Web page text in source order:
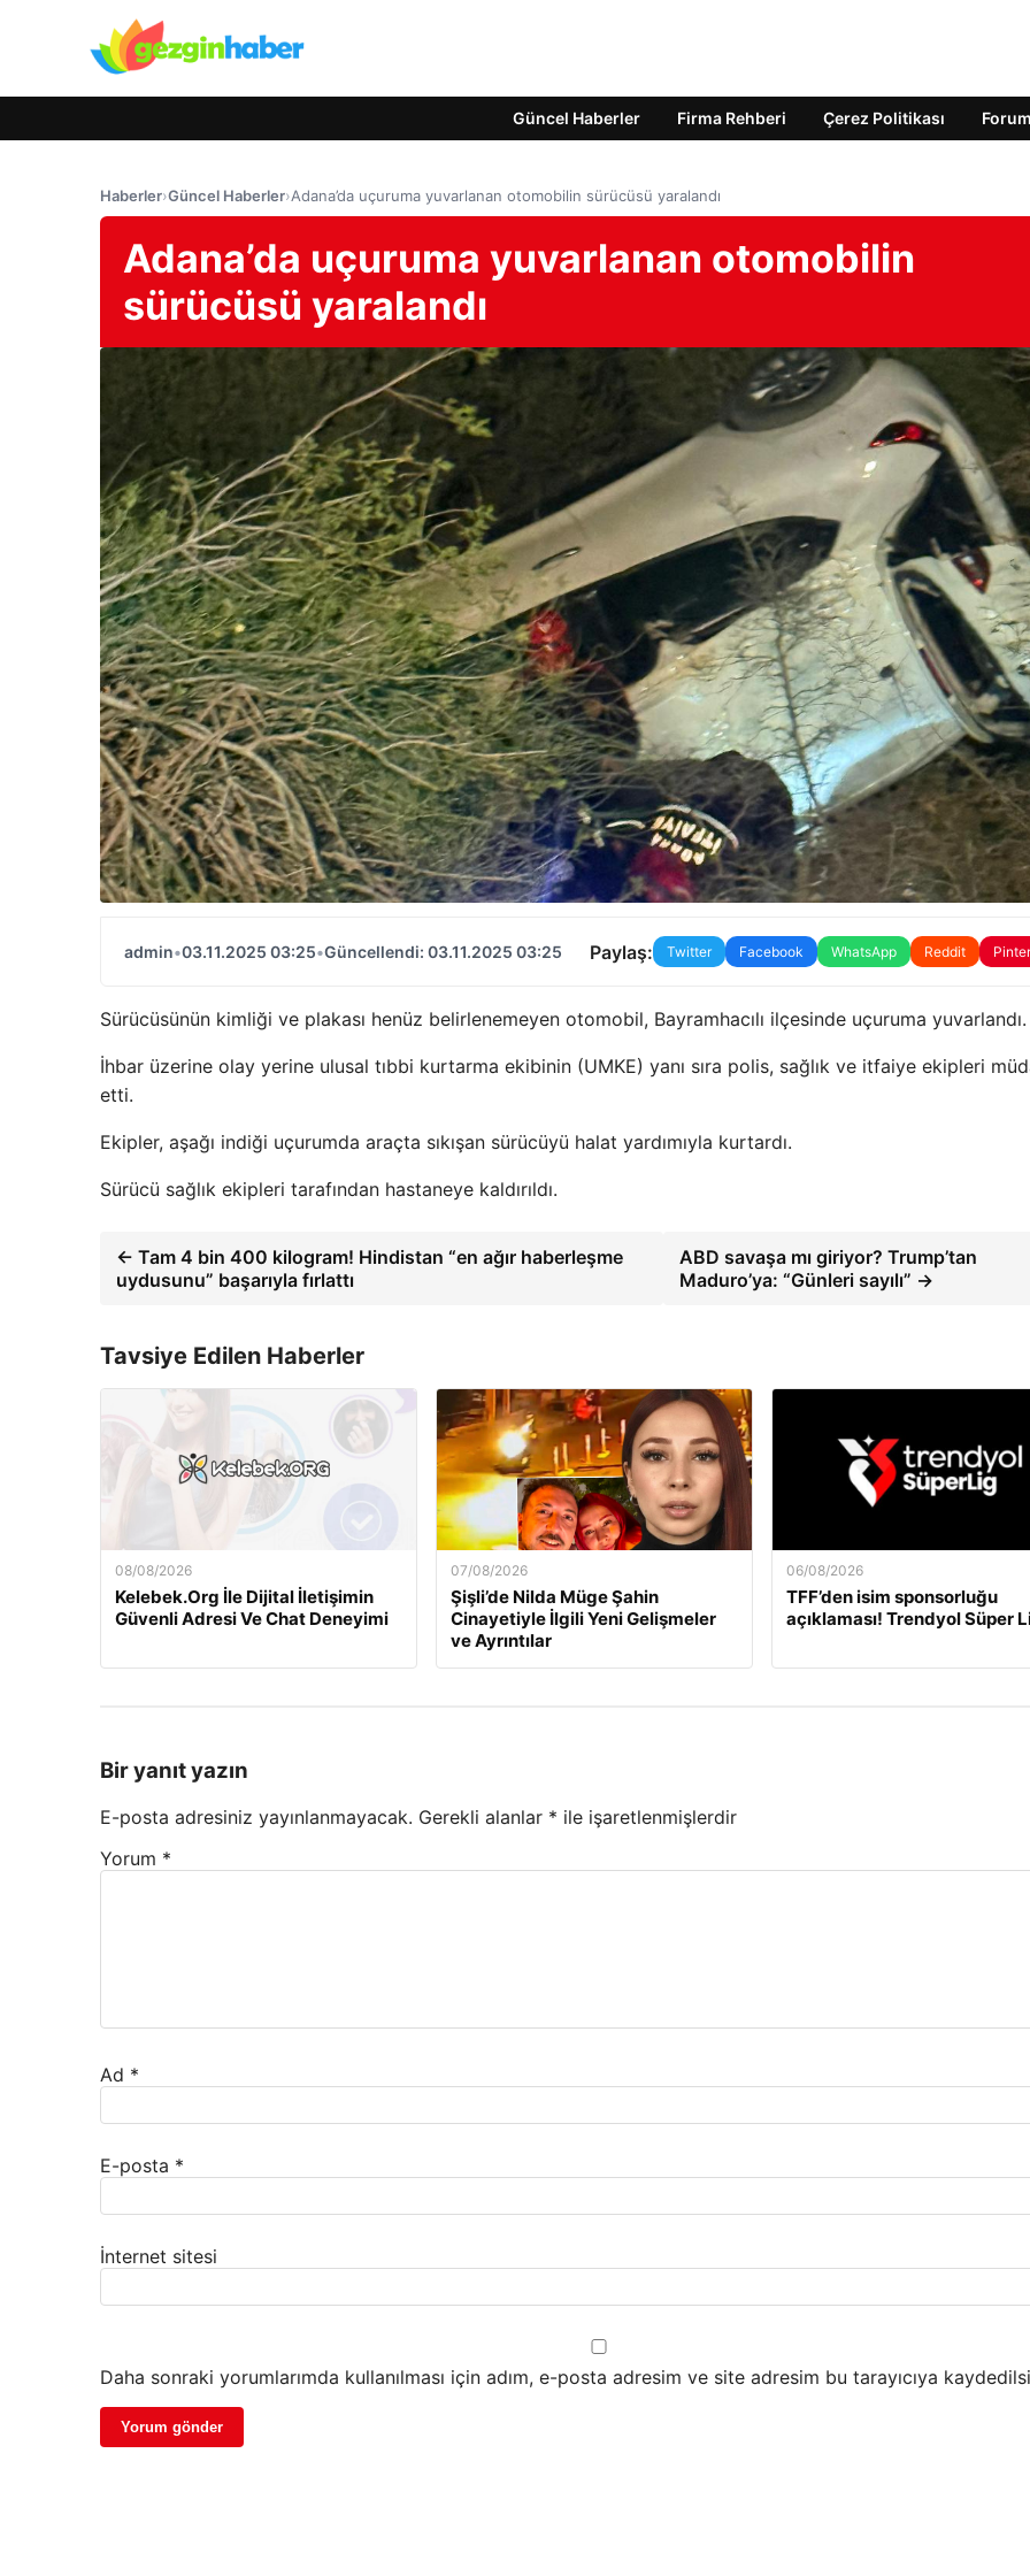
Güncel Haberler Firma Rehberi Çerez Politikası Forum
Haberler›Güncel Haberler›Adana’da uçuruma yuvarlanan otomobilin sürücüsü yaralandı
Adana’da uçuruma yuvarlanan otomobilin
sürücüsü yaralandı
admin•03.11.2025 03:25•Güncellendi: 03.11.2025 03:25 Paylaş: Twitter Facebook WhatsApp Reddit
Sürücüsünün kimliği ve plakası henüz belirlenemeyen otomobil, Bayramhacılı ilçesinde uçuruma yuvarlandı.
İhbar üzerine olay yerine ulusal tıbbi kurtarma ekibinin (UMKE) yanı sıra polis, sağlık ve itfaiye ekipleri
etti.
Ekipler, aşağı indiği uçurumda araçta sıkışan sürücüyü halat yardımıyla kurtardı.
Sürücü sağlık ekipleri tarafından hastaneye kaldırıldı.
← Tam 4 bin 400 kilogram! Hindistan “en ağır haberleşme
uydusunu” başarıyla fırlattı
ABD savaşa mı giriyor? Trump’tan
Maduro’ya: “Günleri sayılı” →
Tavsiye Edilen Haberler
08/08/2026
Kelebek.Org İle Dijital İletişimin
Güvenli Adresi Ve Chat Deneyimi
07/08/2026
Şişli’de Nilda Müge Şahin
Cinayetiyle İlgili Yeni Gelişmeler
ve Ayrıntılar
06/08/2026
TFF’den isim sponsorluğu
açıklaması! Trendyol Süper
Bir yanıt yazın
E-posta adresiniz yayınlanmayacak. Gerekli alanlar * ile işaretlenmişlerdir
Yorum *
Ad *
E-posta *
İnternet sitesi
Daha sonraki yorumlarımda kullanılması için adım, e-posta adresim ve site adresim bu tarayıcıya